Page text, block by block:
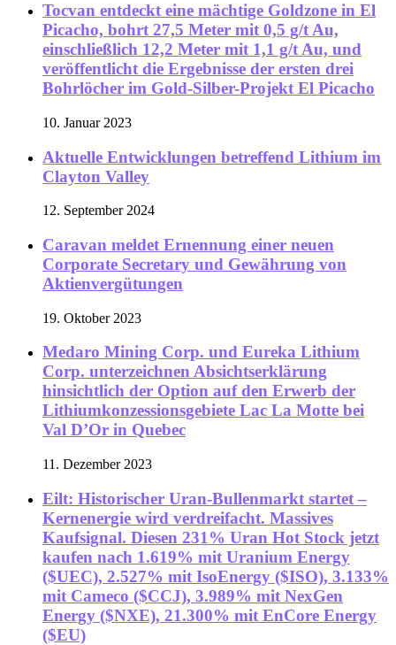
Tocvan entdeckt eine mächtige Goldzone in El
Picacho, bohrt 27,5 Meter mit 0,5 g/t Au,
einschließlich 12,2 Meter mit 1,1 g/t Au, und
veröffentlicht die Ergebnisse der ersten drei
Bohrlöcher im Gold-Silber-Projekt El Picacho
10. Januar 2023
Aktuelle Entwicklungen betreffend Lithium im
Clayton Valley
12. September 2024
Caravan meldet Ernennung einer neuen
Corporate Secretary und Gewährung von
Aktienvergütungen
19. Oktober 2023
Medaro Mining Corp. und Eureka Lithium
Corp. unterzeichnen Absichtserklärung
hinsichtlich der Option auf den Erwerb der
Lithiumkonzessionsgebiete Lac La Motte bei
Val D’Or in Quebec
11. Dezember 2023
Eilt: Historischer Uran-Bullenmarkt startet –
Kernenergie wird verdreifacht. Massives
Kaufsignal. Diesen 231% Uran Hot Stock jetzt
kaufen nach 1.619% mit Uranium Energy
($UEC), 2.527% mit IsoEnergy ($ISO), 3.133%
mit Cameco ($CCJ), 3.989% mit NexGen
Energy ($NXE), 21.300% mit EnCore Energy
($EU)